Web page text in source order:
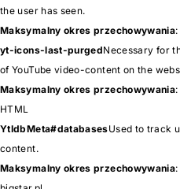
the user has seen.
Maksymalny okres przechowywania
yt-icons-last-purgedNecessary for
of YouTube video-content on the
Maksymalny okres przechowywania
HTML
YtIdbMeta#databasesUsed to track
content.
Maksymalny okres przechowywania